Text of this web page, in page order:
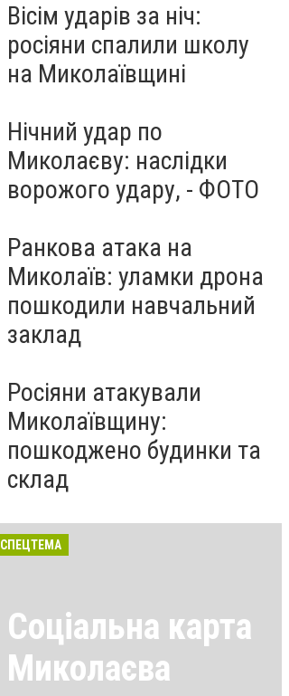
Вісім ударів за ніч:
росіяни спалили школу
на Миколаївщині
Нічний удар по
Миколаєву: наслідки
ворожого удару, - ФОТО
Ранкова атака на
Миколаїв: уламки дрона
пошкодили навчальний
заклад
Росіяни атакували
Миколаївщину:
пошкоджено будинки та
склад
СПЕЦТЕМА
Соціальна карта
Миколаєва